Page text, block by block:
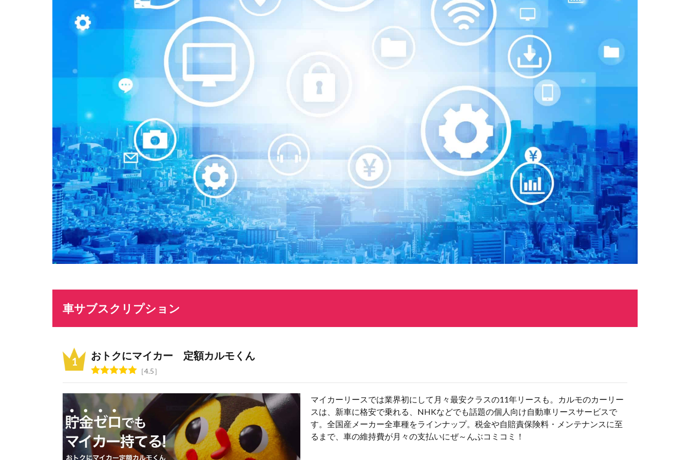
車サブスクリプション
おトクにマイカー 定額カルモくん
4.5
マイカーリースでは業界初にして月々最安クラスの11年リースも。カルモのカーリー
スは、新車に格安で乗れる、NHKなどでも話題の個人向け自動車リースサービスで
す。全国産メーカー全車種をラインナップ。税金や自賠責保険料・メンテナンスに至
るまで、車の維持費が月々の支払いにぜ～んぶコミコミ！